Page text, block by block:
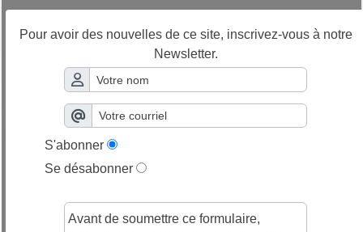
Pour avoir des nouvelles de ce site, inscrivez-vous à notre
Newsletter.
S'abonner
Se désabonner
Avant de soumettre ce formulaire,